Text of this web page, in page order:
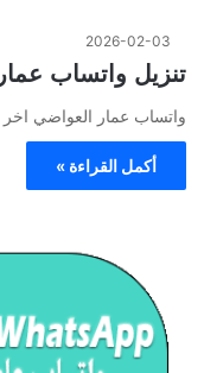
2026-02-03
تنزيل واتساب
واتساب عمار العواضي
أكمل القراءة »